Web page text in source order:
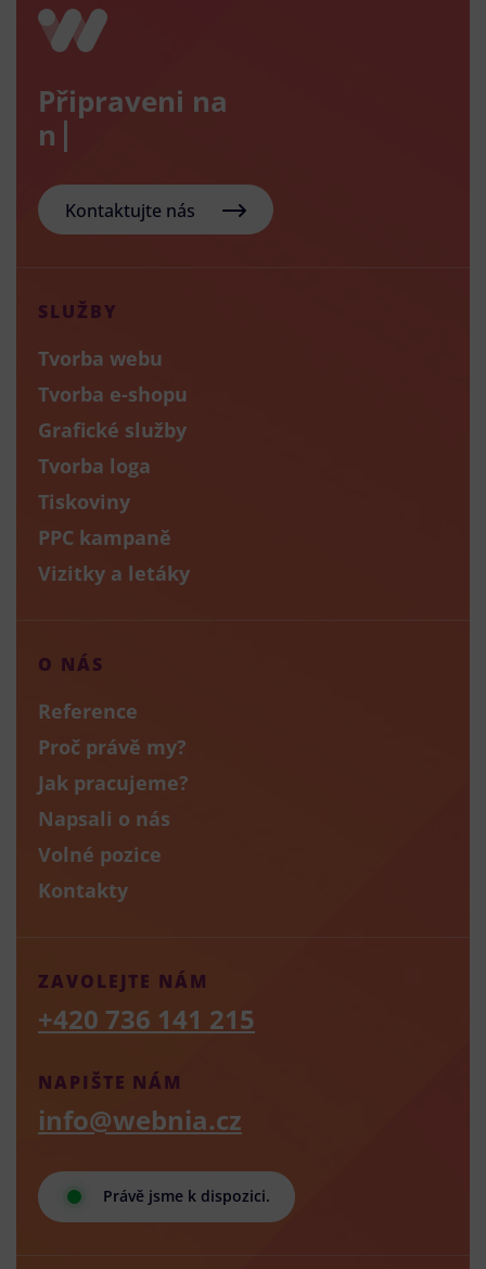
Připraveni na
nový e
Kontaktujte nás
SLUŽBY
Tvorba webu
Tvorba e-shopu
Grafické služby
Tvorba loga
Tiskoviny
PPC kampaně
Vizitky a letáky
O NÁS
Reference
Proč právě my?
Jak pracujeme?
Napsali o nás
Volné pozice
Kontakty
Právě jsme k dispozici.
NAPIŠTE NÁM
info@webnia.cz
ZAVOLEJTE NÁM
+420 736 141 215